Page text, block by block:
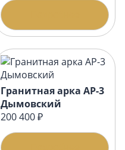
Гранитная арка АР-3
Дымовский
200 400 ₽